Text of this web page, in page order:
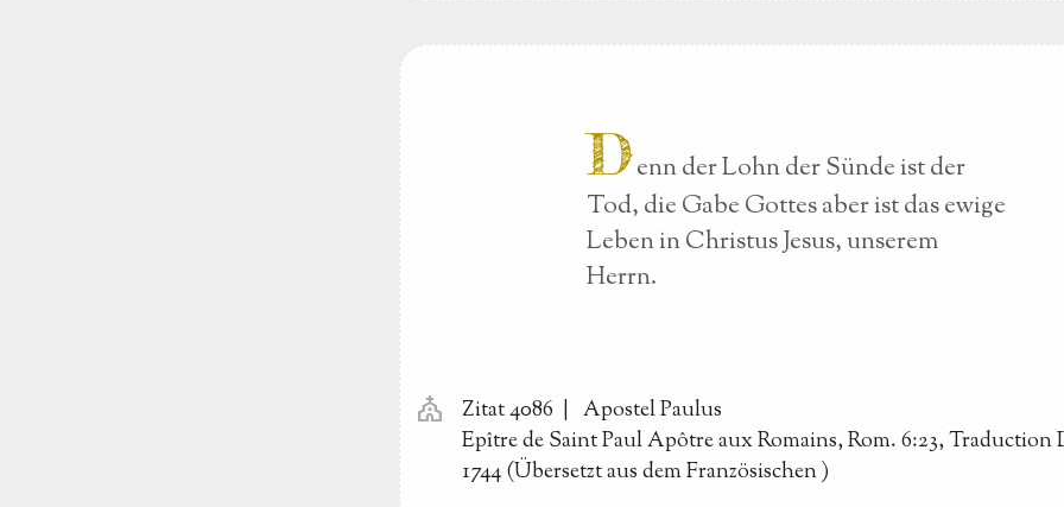
Denn der Lohn der Sünde ist der
Tod, die Gabe Gottes aber ist das ewige
Leben in Christus Jesus, unserem
Herrn.
church Zitat 4086 |
Apostel Paulus
Epître de Saint Paul Apôtre aux Romains, Rom. 6:23,
1744 (Übersetzt aus dem Französischen)